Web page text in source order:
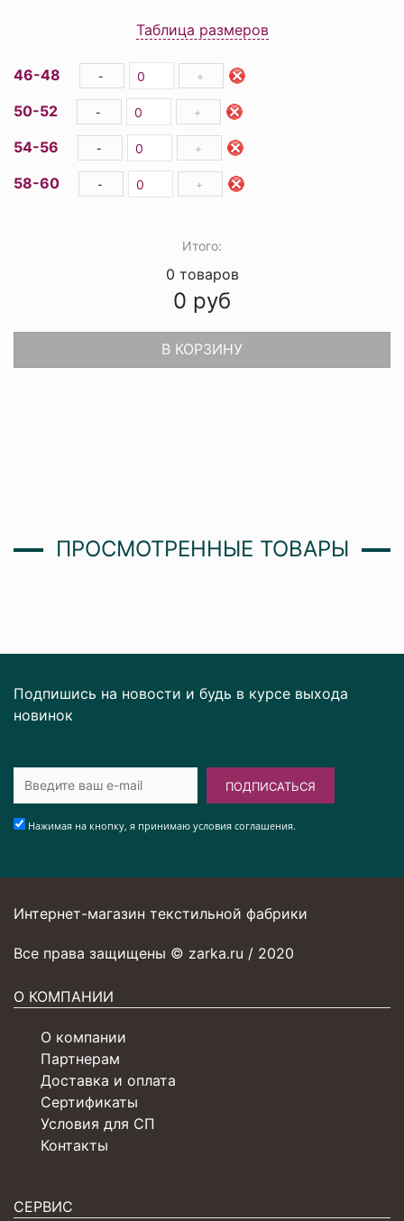
Таблица размеров
46-48 - +
50-52 - +
54-56 - +
58-60 - +
Итого:
0 товаров
0 руб
В КОРЗИНУ
ПРОСМОТРЕННЫЕ ТОВАРЫ
Подпишись на новости и будь в курсе выхода
новинок
ПОДПИСАТЬСЯ
Нажимая на кнопку, я принимаю условия соглашения.
Интернет-магазин текстильной фабрики
Все права защищены © zarka.ru / 2020
О КОМПАНИИ
О компании
Партнерам
Доставка и оплата
Сертификаты
Условия для СП
Контакты
СЕРВИС